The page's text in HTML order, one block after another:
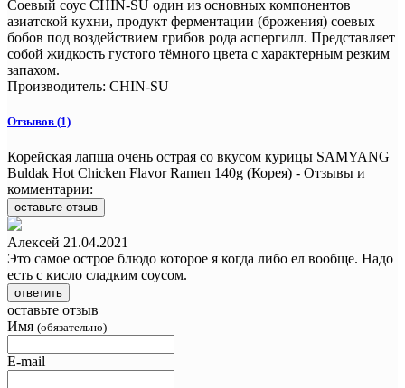
Соевый соус CHIN-SU один из основных компонентов
азиатской кухни, продукт ферментации (брожения) соевых
бобов под воздействием грибов рода аспергилл. Представляет
собой жидкость густого тёмного цвета с характерным резким
запахом.
Производитель: CHIN-SU
Отзывов (1)
Корейская лапша очень острая со вкусом курицы SAMYANG
Buldak Hot Chicken Flavor Ramen 140g (Корея) - Отзывы и
комментарии:
оставьте отзыв
Алексей 21.04.2021
Это самое острое блюдо которое я когда либо ел вообще. Надо
есть с кисло сладким соусом.
ответить
оставьте отзыв
Имя (обязательно)
E-mail